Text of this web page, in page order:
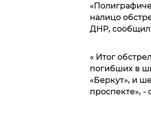
налицо
ДНР, сообщил
« Итог
погибших в
«Беркут», и
проспекте»,